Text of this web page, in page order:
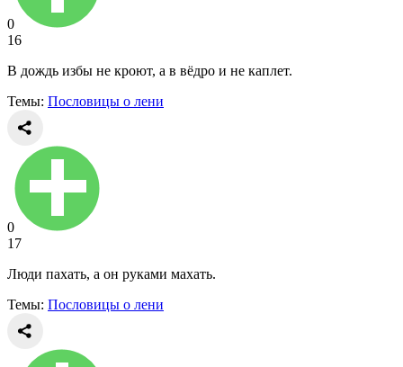
0
16
В дождь избы не кроют, а в вёдро и не каплет.
Темы: Пословицы о лени
0
17
Люди пахать, а он руками махать.
Темы: Пословицы о лени